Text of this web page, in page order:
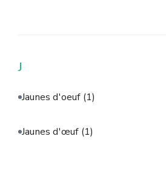
J
Jaunes d'oeuf (1)
Jaunes d'œuf (1)